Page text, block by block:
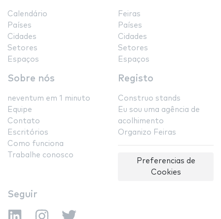
Calendário
Países
Cidades
Setores
Espaços
Feiras
Países
Cidades
Setores
Espaços
Sobre nós
neventum em 1 minuto
Equipe
Contato
Escritórios
Como funciona
Trabalhe conosco
Registo
Construo stands
Eu sou uma agência de
acolhimento
Organizo Feiras
Preferencias de
Cookies
Seguir